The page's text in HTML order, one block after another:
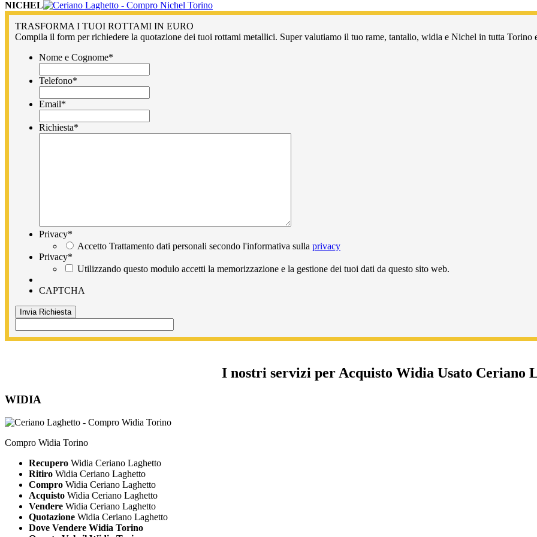
NICHEL
TRASFORMA I TUOI ROTTAMI IN EURO
Compila il form per richiedere la quotazione dei tuoi rottami metallici. Super valutiamo il tuo rame, tantalio, widia e Nichel in tutta Torino
Nome e Cognome*
Telefono*
Email*
Richiesta*
Privacy*
Accetto Trattamento dati personali secondo l'informativa sulla privacy
Privacy*
Utilizzando questo modulo accetti la memorizzazione e la gestione dei tuoi dati da questo sito web.
CAPTCHA
I nostri servizi per Acquisto Widia Usato Ceriano
WIDIA
Compro Widia Torino
Recupero Widia Ceriano Laghetto
Ritiro Widia Ceriano Laghetto
Compro Widia Ceriano Laghetto
Acquisto Widia Ceriano Laghetto
Vendere Widia Ceriano Laghetto
Quotazione Widia Ceriano Laghetto
Dove Vendere Widia Torino